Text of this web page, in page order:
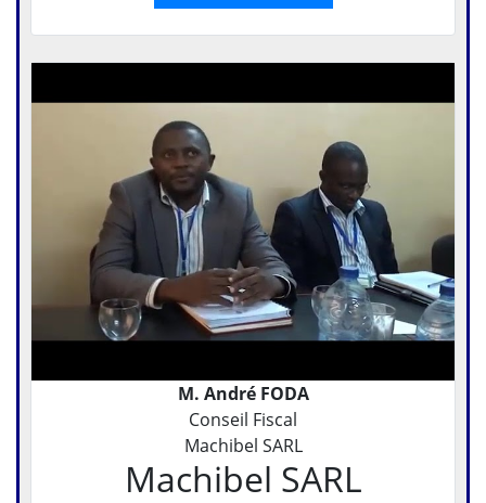
M. André FODA
Conseil Fiscal
Machibel SARL
Machibel SARL